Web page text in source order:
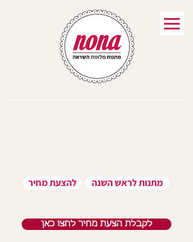
להצעת מחיר מתנות לראש השנה
לקבלת הצעת מחיר לחצו כאן